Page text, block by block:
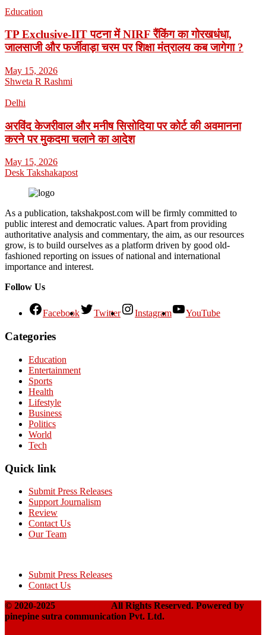
Education
TP Exclusive-IIT पटना में NIRF रैंकिंग का गोरखधंधा,
जालसाजी और फर्जीवाड़ा चरम पर शिक्षा मंत्रालय कब जागेगा ?
May 15, 2026
Shweta R Rashmi
Delhi
अरविंद केजरीवाल और मनीष सिसोदिया पर कोर्ट की अवमानना
करने पर मुकदमा चलाने का आदेश
May 15, 2026
Desk Takshakapost
As a publication, takshakpost.com will be firmly committed to
public interest and democratic values. Apart from providing
authoritative analysis and commentary, the aim, as our resources
grow, is to build ourselves as a platform driven by good old-
fashioned reporting on issues of national and international
importance and interest.
Follow Us
Facebook Twitter Instagram YouTube
Categories
Education
Entertainment
Sports
Health
Lifestyle
Business
Politics
World
Tech
Quick link
Submit Press Releases
Support Journalism
Review
Contact Us
Our Team
Submit Press Releases
Contact Us
© 2020-2025
All Rights Reserved. Powered by
pinepine sutra communication Pvt. Ltd.